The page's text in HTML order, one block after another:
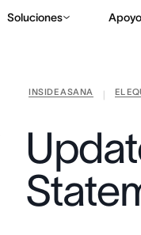
Soluciones Apoyo
INSIDE ASANA EL